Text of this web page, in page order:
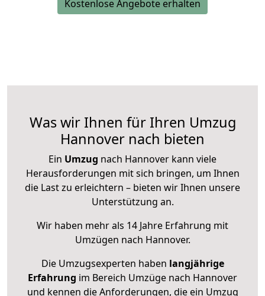
Kostenlose Angebote erhalten
Was wir Ihnen für Ihren Umzug
Hannover nach bieten
Ein Umzug nach Hannover kann viele
Herausforderungen mit sich bringen, um Ihnen
die Last zu erleichtern – bieten wir Ihnen unsere
Unterstützung an.
Wir haben mehr als 14 Jahre Erfahrung mit
Umzügen nach Hannover.
Die Umzugsexperten haben langjährige
Erfahrung im Bereich Umzüge nach Hannover
und kennen die Anforderungen, die ein Umzug